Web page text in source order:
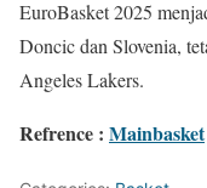
EuroBasket 2025
Doncic dan Slovenia,
Angeles Lakers.
Refrence : Mainbasket